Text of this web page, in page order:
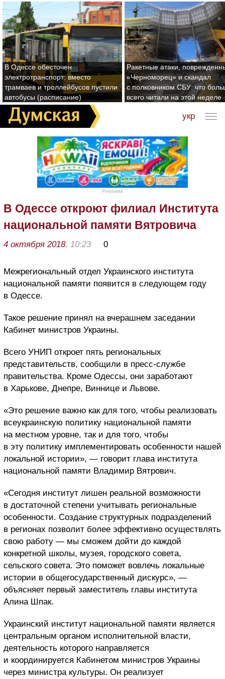
В Одессе обесточен
электротранспорт: вместо
трамваев и троллейбусов пустили
автобусы (расписание)
Ракетные атаки,
«Черноморец» и скандал
с полковником СБУ: что
всего читали на этой неделе
укр
Реклама
В Одессе откроют филиал Института
национальной памяти Вятровича
4 октября 2018, 10:23 0
Межрегиональный отдел Украинского института
национальной памяти появится в следующем году
в Одессе.
Такое решение принял на вчерашнем заседании
Кабинет министров Украины.
Всего УНИП откроет пять региональных
представительств, сообщили в пресс-службе
правительства. Кроме Одессы, они заработают
в Харькове, Днепре, Виннице и Львове.
«Это решение важно как для того, чтобы реализовать
всеукраинскую политику национальной памяти
на местном уровне, так и для того, чтобы
в эту политику имплементировать особенности нашей
локальной истории», — говорит глава института
национальной памяти Владимир Вятрович.
«Сегодня институт лишен реальной возможности
в достаточной степени учитывать региональные
особенности. Создание структурных подразделений
в регионах позволит более эффективно осуществлять
свою работу — мы сможем дойти до каждой
конкретной школы, музея, городского совета,
сельского совета. Это поможет вовлечь локальные
истории в общегосударственный дискурс», —
объясняет первый заместитель главы института
Алина Шпак.
Украинский институт национальной памяти является
центральным органом исполнительной власти,
деятельность которого направляется
и координируется Кабинетом министров Украины
через министра культуры. Он реализует